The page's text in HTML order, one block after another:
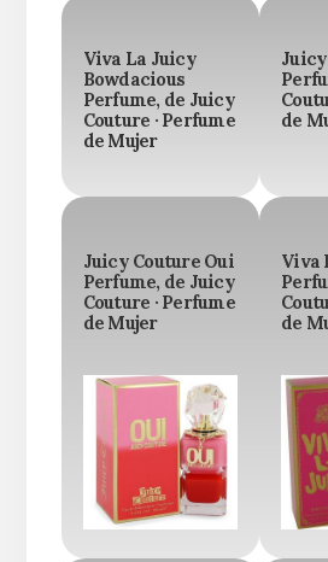
Viva La Juicy
Bowdacious
Perfume, de Juicy
Couture · Perfume
de Mujer
de
Juicy Couture Oui
Perfume, de Juicy
Couture · Perfume
de Mujer
Viva
de